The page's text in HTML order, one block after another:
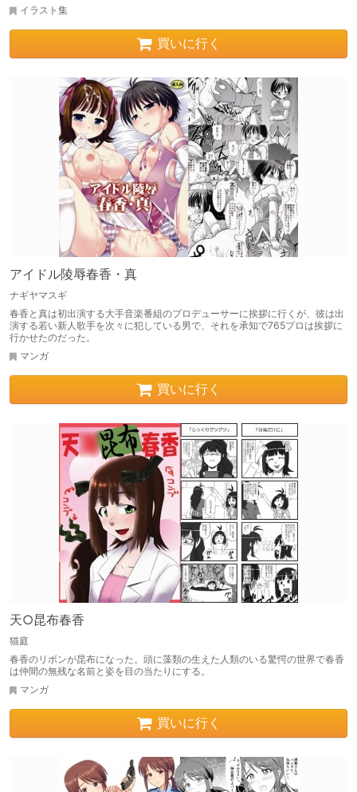
イラスト集
買いに行く
アイドル陵辱春香・真
ナギヤマスギ
春香と真は初出演する大手音楽番組のプロデューサーに挨拶に行くが、彼は出
演する若い新人歌手を次々に犯している男で、それを承知で765プロは挨拶に
行かせたのだった。
マンガ
買いに行く
天○昆布春香
猫庭
春香のリボンが昆布になった。頭に藻類の生えた人類のいる驚愕の世界で春香
は仲間の無残な名前と姿を目の当たりにする。
マンガ
買いに行く